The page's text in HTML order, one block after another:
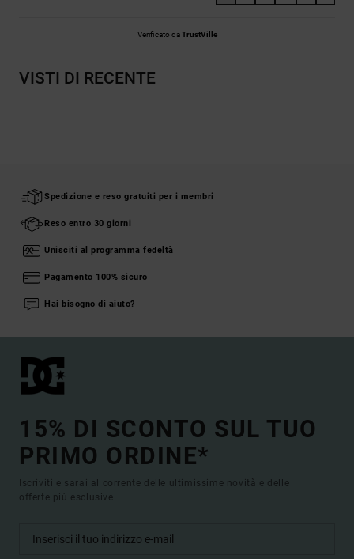
Verificato daTrustVille
VISTI DI RECENTE
Spedizione e reso gratuiti per i membri
Reso entro 30 giorni
Unisciti al programma fedeltà
Pagamento 100% sicuro
Hai bisogno di aiuto?
15% DI SCONTO SUL TUO
PRIMO ORDINE*
Iscriviti e sarai al corrente delle ultimissime novità e delle
offerte più esclusive.